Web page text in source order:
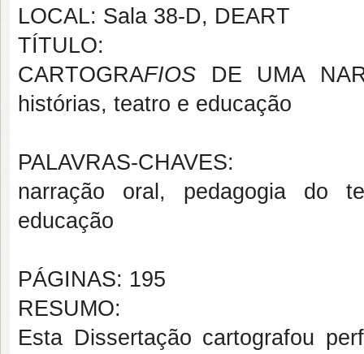
LOCAL: Sala 38-D, DEART
TÍTULO:
CARTOGRAFIOS DE UMA
histórias, teatro e educação
PALAVRAS-CHAVES:
narração oral, pedagogia do
educação
PÁGINAS: 195
RESUMO:
Esta Dissertação cartografou